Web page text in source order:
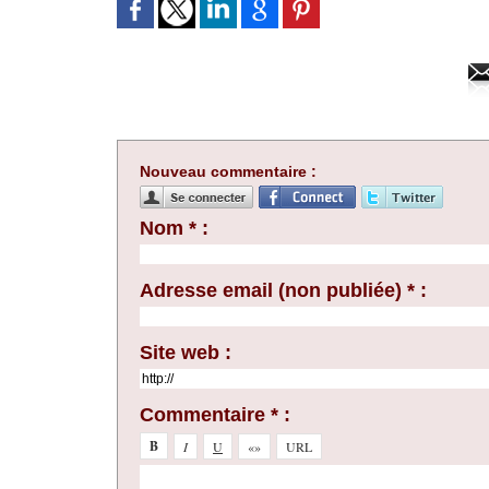
Nouveau commentaire :
Nom * :
Adresse email (non publiée) * :
Site web :
Commentaire * :